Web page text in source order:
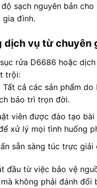
độ sạch nguyên bản
gia đình.
vụ từ chuyên
rửa D6686 hoặc
trội:
Tất cả các sản phẩm
bảo trì trọn đời.
viên được đào tạo
xử lý mọi tình huống
sẵn sàng túc trực giải
đầu từ việc bảo vệ
không phải đánh đổi